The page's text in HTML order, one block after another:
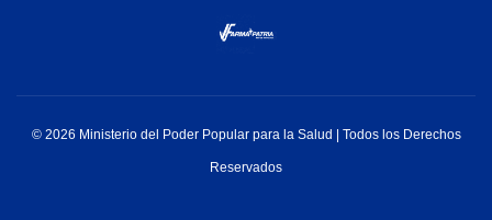
© 2026 Ministerio del Poder Popular para la Salud | Todos los Derechos
Reservados